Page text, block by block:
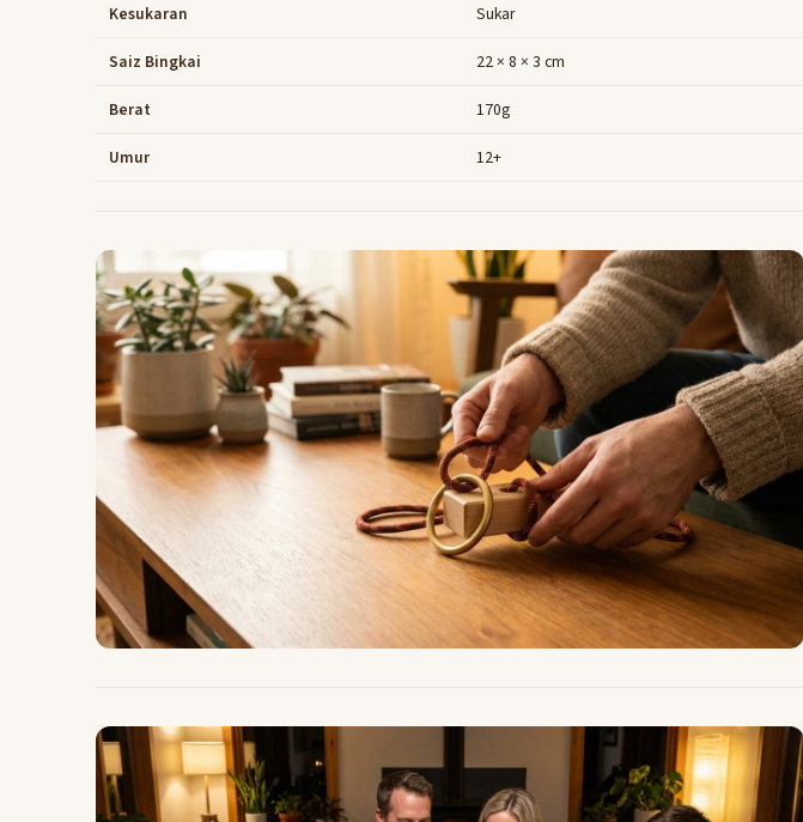
Kesukaran Sukar
Saiz Bingkai 22 × 8 × 3 cm
Berat 170g
Umur 12+